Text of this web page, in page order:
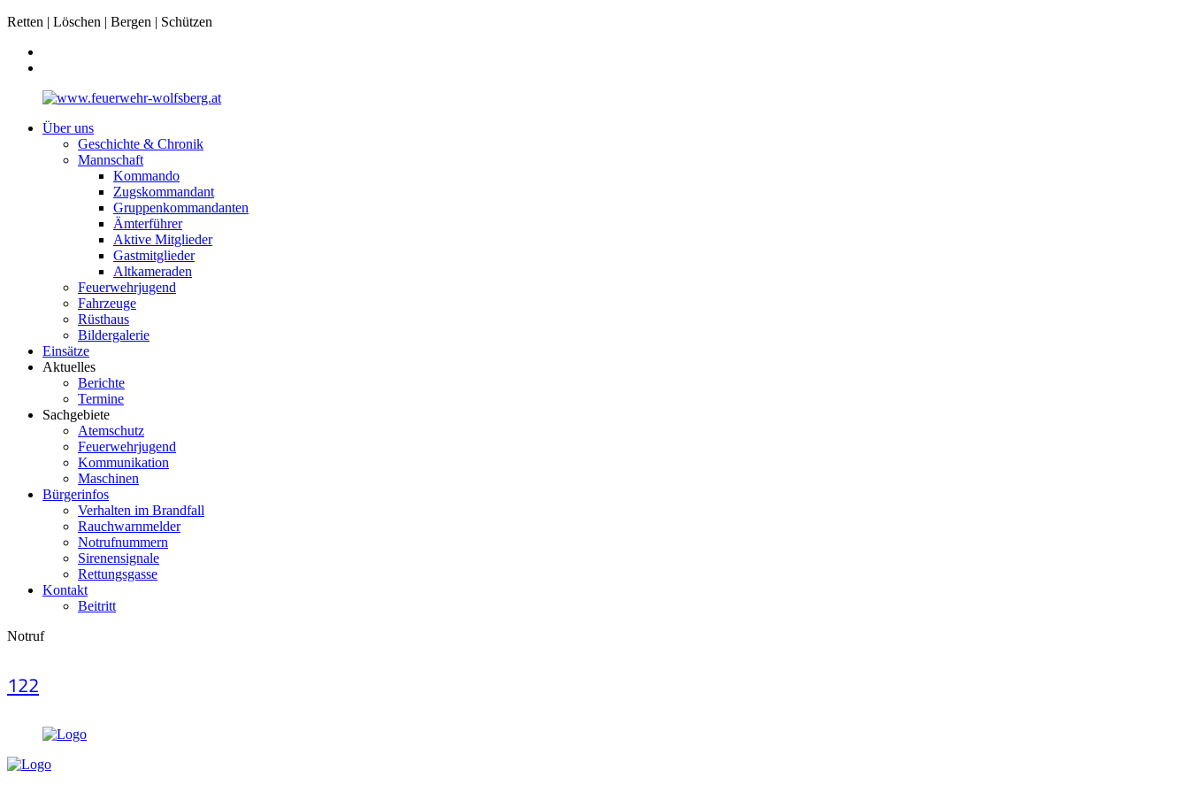
Retten | Löschen | Bergen | Schützen
Über uns
Geschichte & Chronik
Mannschaft
Kommando
Zugskommandant
Gruppenkommandanten
Ämterführer
Aktive Mitglieder
Gastmitglieder
Altkameraden
Feuerwehrjugend
Fahrzeuge
Rüsthaus
Bildergalerie
Einsätze
Aktuelles
Berichte
Termine
Sachgebiete
Atemschutz
Feuerwehrjugend
Kommunikation
Maschinen
Bürgerinfos
Verhalten im Brandfall
Rauchwarnmelder
Notrufnummern
Sirenensignale
Rettungsgasse
Kontakt
Beitritt
Notruf
122